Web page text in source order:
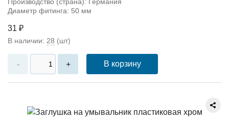
Диаметр фитинга: 50 мм
31 ₽
В наличии: 28 (шт)
- + В корзину